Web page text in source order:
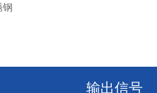
钢
输出信号